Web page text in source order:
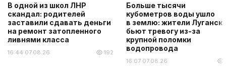
В одной из школ ЛНР
скандал: родителей
заставили сдавать деньги
на ремонт затопленного
ливнями класса
16:44 07.08.26 192
Больше тысячи
кубометров воды ушло
в землю: жители
бьют тревогу из-за
крупной поломки
водопровода
16:07 07.08.26